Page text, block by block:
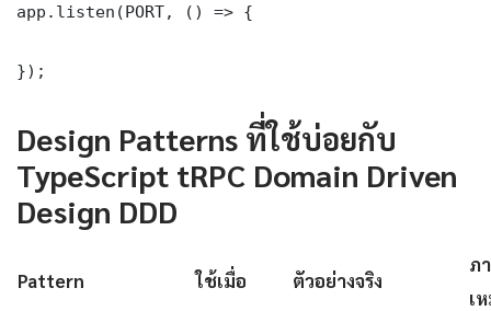
app.listen(PORT, () => {
});
Design Patterns ที่ใช้บ่อยกับ
TypeScript tRPC Domain Driven
Design DDD
Pattern ใช้เมื่อ ตัวอย่างจริง
ภ
เ